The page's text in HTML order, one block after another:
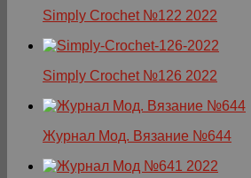
Simply Crochet №122 2022
Simply Crochet №126 2022
Журнал Мод. Вязание №644